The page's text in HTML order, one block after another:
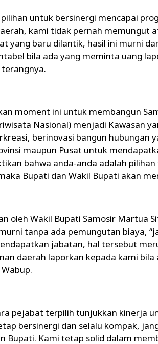
untuk bersinergi mencapai
kami tidak pernah memungut
yang baru dilantik, hasil ini murni
bila ada yang meminta uang
moment ini untuk membangun
Nasional) menjadi Kawasan
berinovasi bangun hubungan
maupun Pusat untuk
bahwa anda-anda adalah
Bupati dan Wakil Bupati akan
oleh Wakil Bupati Samosir Martua
tanpa ada pemungutan biaya,
jabatan, hal tersebut
daerah laporkan kepada kami
pejabat terpilih tunjukkan kinerja
bersinergi dan selalu kompak,
Bupati. Kami tetap solid dalam